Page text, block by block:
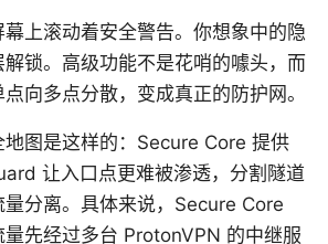
上滚动着安全警告。你想象中的隐
锁。高级功能不是花哨的噱头，而
向多点分散，变成真正的防护网。
图是这样的：Secure Core 提供
让入口点更难被渗透，分割隧道
量分离。具体来说，Secure Core
量先经过多台 ProtonVPN 的中继服